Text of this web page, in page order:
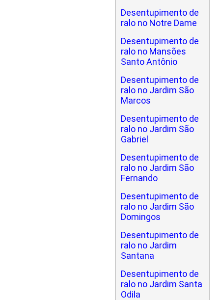
Desentupimento de
ralo no Notre Dame
Desentupimento de
ralo no Mansões
Santo Antônio
Desentupimento de
ralo no Jardim São
Marcos
Desentupimento de
ralo no Jardim São
Gabriel
Desentupimento de
ralo no Jardim São
Fernando
Desentupimento de
ralo no Jardim São
Domingos
Desentupimento de
ralo no Jardim
Santana
Desentupimento de
ralo no Jardim Santa
Odila